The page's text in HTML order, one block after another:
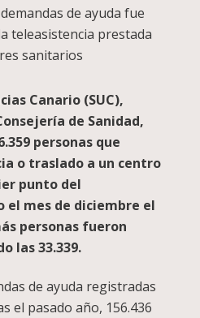
de ayuda fue
teleasistencia prestada
sanitarios
Canario (SUC),
de Sanidad,
personas que
o traslado a un centro
punto del
el mes de diciembre el
personas fueron
las 33.339.
de ayuda registradas
el pasado año, 156.436